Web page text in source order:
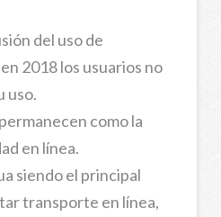
del uso de
2018 los usuarios no
uso.
como la
en línea.
siendo el principal
transporte en línea,